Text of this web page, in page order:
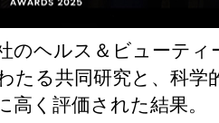
のヘルス＆ビューテ
たる共同研究と、科
高く評価された結果。